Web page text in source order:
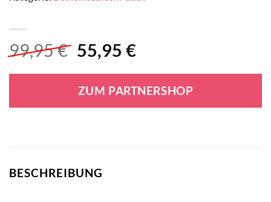
99,95€ Ursprünglicher
war:
99,95 €
55,95 €Aktueller
ist:
55,95 €.
ZUM PARTNERSHOP
BESCHREIBUNG